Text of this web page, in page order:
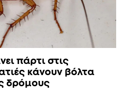
πάρτι στις
κάνουν βόλτα
δρόμους